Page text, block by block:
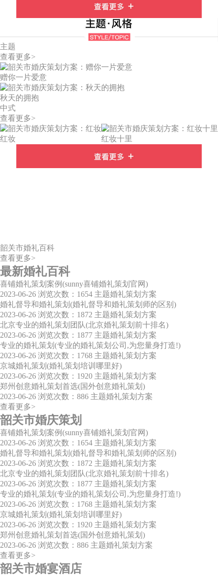
主题
查看更多>
赠你一片爱意
秋天的拥抱
中式
查看更多>
红妆 红妆十里
韶关市婚礼百科
查看更多>
最新婚礼百科
喜铺婚礼策划案例(sunny喜铺婚礼策划官网)
2023-06-26 浏览次数：1654 主题婚礼策划方案
婚礼督导和婚礼策划(婚礼督导和婚礼策划师的区别)
2023-06-26 浏览次数：1872 主题婚礼策划方案
北京专业的婚礼策划团队(北京婚礼策划前十排名)
2023-06-26 浏览次数：1877 主题婚礼策划方案
专业的婚礼策划(专业的婚礼策划公司,为您量身打造!)
2023-06-26 浏览次数：1768 主题婚礼策划方案
京城婚礼策划(婚礼策划培训哪里好)
2023-06-26 浏览次数：1920 主题婚礼策划方案
郑州创意婚礼策划首选(国外创意婚礼策划)
2023-06-26 浏览次数：886 主题婚礼策划方案
查看更多>
韶关市婚庆策划
喜铺婚礼策划案例(sunny喜铺婚礼策划官网)
2023-06-26 浏览次数：1654 主题婚礼策划方案
婚礼督导和婚礼策划(婚礼督导和婚礼策划师的区别)
2023-06-26 浏览次数：1872 主题婚礼策划方案
北京专业的婚礼策划团队(北京婚礼策划前十排名)
2023-06-26 浏览次数：1877 主题婚礼策划方案
专业的婚礼策划(专业的婚礼策划公司,为您量身打造!)
2023-06-26 浏览次数：1768 主题婚礼策划方案
京城婚礼策划(婚礼策划培训哪里好)
2023-06-26 浏览次数：1920 主题婚礼策划方案
郑州创意婚礼策划首选(国外创意婚礼策划)
2023-06-26 浏览次数：886 主题婚礼策划方案
查看更多>
韶关市婚宴酒店